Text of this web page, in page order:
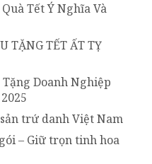
Tết Ý Nghĩa Và
TẶNG TẾT ẤT TỴ
Doanh Nghiệp
trứ danh Việt Nam
– Giữ trọn tinh hoa